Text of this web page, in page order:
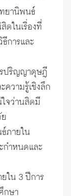
ยานิพนธ์
ตในเรื่องที่
การและ
รปริญญาดุษฎี
วามรู้เชิงลึก
จว่านสิตมี
ภายใน
กำหนดและ
น 3 ปีการ
กษา